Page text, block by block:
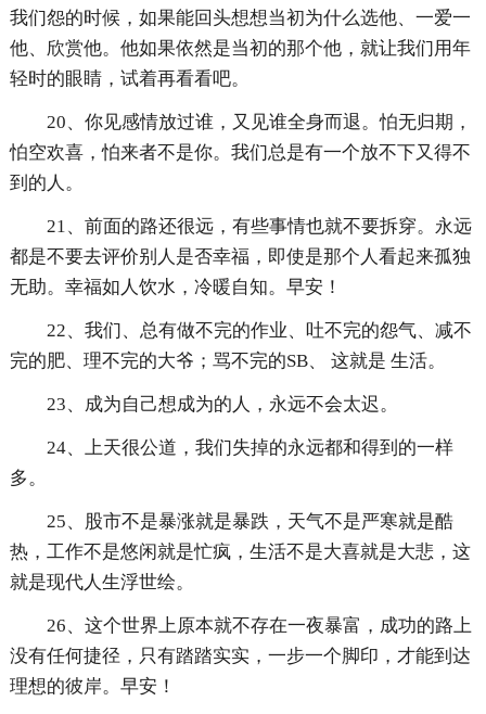
我们怨的时候，如果能回头想想当初为什么选他、一爱一
他、欣赏他。他如果依然是当初的那个他，就让我们用年
轻时的眼睛，试着再看看吧。
20、你见感情放过谁，又见谁全身而退。怕无归期，
怕空欢喜，怕来者不是你。我们总是有一个放不下又得不
到的人。
21、前面的路还很远，有些事情也就不要拆穿。永远
都是不要去评价别人是否幸福，即使是那个人看起来孤独
无助。幸福如人饮水，冷暖自知。早安！
22、我们、总有做不完的作业、吐不完的怨气、减不
完的肥、理不完的大爷；骂不完的SB、 这就是 生活。
23、成为自己想成为的人，永远不会太迟。
24、上天很公道，我们失掉的永远都和得到的一样
多。
25、股市不是暴涨就是暴跌，天气不是严寒就是酷
热，工作不是悠闲就是忙疯，生活不是大喜就是大悲，这
就是现代人生浮世绘。
26、这个世界上原本就不存在一夜暴富，成功的路上
没有任何捷径，只有踏踏实实，一步一个脚印，才能到达
理想的彼岸。早安！